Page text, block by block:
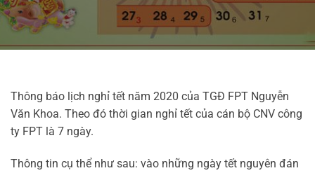
Thông báo lịch nghỉ tết năm 2020 của TGĐ FPT Nguyễn
Văn Khoa. Theo đó thời gian nghỉ tết của cán bộ CNV công
ty FPT là 7 ngày.
Thông tin cụ thể như sau: vào những ngày tết nguyên đán